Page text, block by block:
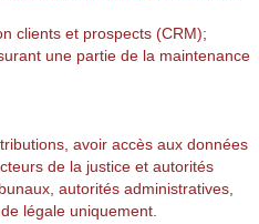
clients et prospects (CRM);
une partie de la maintenance
avoir accès aux données
de la justice et autorités
autorités administratives,
légale uniquement.